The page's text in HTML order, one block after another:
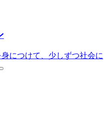
につけて、少しずつ社会に